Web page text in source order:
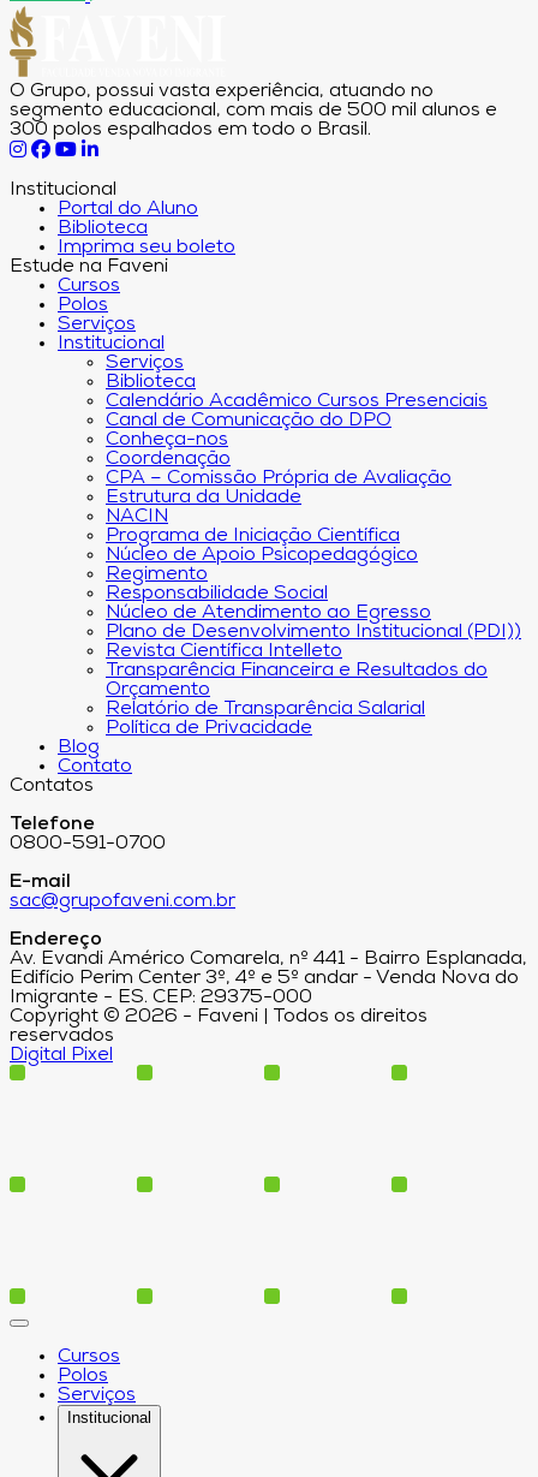
O Grupo, possui vasta experiência, atuando no
segmento educacional, com mais de 500 mil alunos e
300 polos espalhados em todo o Brasil.
Institucional
Portal do Aluno
Biblioteca
Imprima seu boleto
Estude na Faveni
Cursos
Polos
Serviços
Institucional
Serviços
Biblioteca
Calendário Acadêmico Cursos Presenciais
Canal de Comunicação do DPO
Conheça-nos
Coordenação
CPA – Comissão Própria de Avaliação
Estrutura da Unidade
NACIN
Programa de Iniciação Científica
Núcleo de Apoio Psicopedagógico
Regimento
Responsabilidade Social
Núcleo de Atendimento ao Egresso
Plano de Desenvolvimento Institucional (PDI))
Revista Científica Intelleto
Transparência Financeira e Resultados do
Orçamento
Relatório de Transparência Salarial
Política de Privacidade
Blog
Contato
Contatos
Telefone
0800-591-0700
E-mail
sac@grupofaveni.com.br
Endereço
Av. Evandi Américo Comarela, nº 441 - Bairro Esplanada,
Edifício Perim Center 3º, 4º e 5º andar - Venda Nova do
Imigrante - ES. CEP: 29375-000
Copyright © 2026 - Faveni | Todos os direitos
reservados
Digital Pixel
Cursos
Polos
Serviços
Institucional